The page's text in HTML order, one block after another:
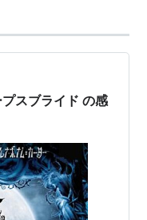
スブライド の感